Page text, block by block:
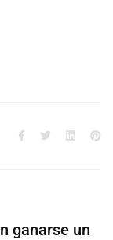
ganarse un